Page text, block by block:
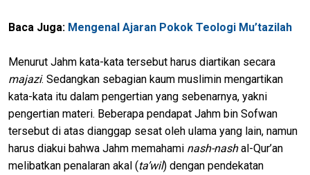
Baca Juga: Mengenal Ajaran Pokok Teologi Mu’tazilah
Menurut Jahm kata-kata tersebut harus diartikan secara
majazi. Sedangkan sebagian kaum muslimin mengartikan
kata-kata itu dalam pengertian yang sebenarnya, yakni
pengertian materi. Beberapa pendapat Jahm bin Sofwan
tersebut di atas dianggap sesat oleh ulama yang lain, namun
harus diakui bahwa Jahm memahami nash-nashal-Qur’an
melibatkan penalaran akal (ta’wil) dengan pendekatan